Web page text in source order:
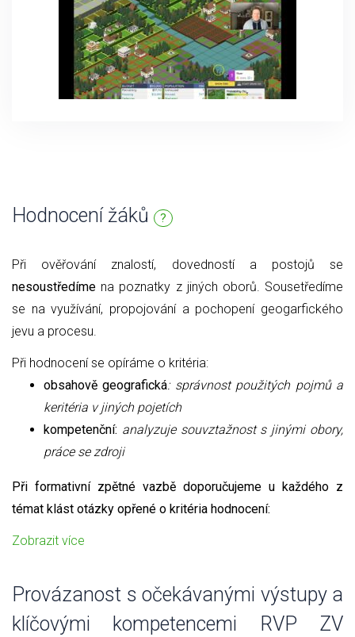
Hodnocení žáků ?
Při ověřování znalostí, dovedností a postojů se
nesoustředíme na poznatky z jiných oborů. Sousetředíme
se na využívání, propojování a pochopení geogarfického
jevu a procesu.
Při hodnocení se opíráme o kritéria:
obsahově geografická: správnost použitých pojmů a
keritéria v jiných pojetích
kompetenční: analyzuje souvztažnost s jinými obory,
práce se zdroji
Při formativní zpětné vazbě doporučujeme u každého z
témat klást otázky opřené o kritéria hodnocení:
Zobrazit více
Provázanost s očekávanými výstupy a
klíčovými kompetencemi RVP ZV